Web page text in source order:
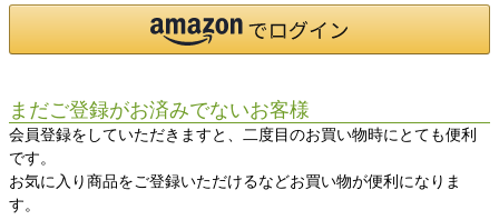
まだご登録がお済みでないお客様
会員登録をしていただきますと、二度目のお買い物時にとても便利
です。
お気に入り商品をご登録いただけるなどお買い物が便利になりま
す。